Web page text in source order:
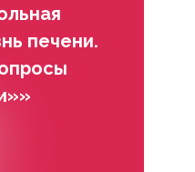
печени.